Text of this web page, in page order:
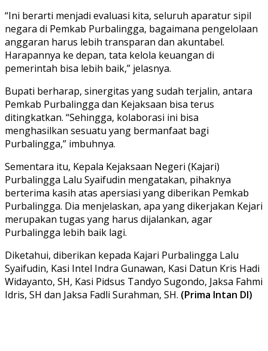
“Ini berarti menjadi evaluasi kita, seluruh aparatur sipil
negara di Pemkab Purbalingga, bagaimana pengelolaan
anggaran harus lebih transparan dan akuntabel.
Harapannya ke depan, tata kelola keuangan di
pemerintah bisa lebih baik,” jelasnya.
Bupati berharap, sinergitas yang sudah terjalin, antara
Pemkab Purbalingga dan Kejaksaan bisa terus
ditingkatkan. “Sehingga, kolaborasi ini bisa
menghasilkan sesuatu yang bermanfaat bagi
Purbalingga,” imbuhnya.
Sementara itu, Kepala Kejaksaan Negeri (Kajari)
Purbalingga Lalu Syaifudin mengatakan, pihaknya
berterima kasih atas apersiasi yang diberikan Pemkab
Purbalingga. Dia menjelaskan, apa yang dikerjakan Kejari
merupakan tugas yang harus dijalankan, agar
Purbalingga lebih baik lagi.
Diketahui, diberikan kepada Kajari Purbalingga Lalu
Syaifudin, Kasi Intel Indra Gunawan, Kasi Datun Kris Hadi
Widayanto, SH, Kasi Pidsus Tandyo Sugondo, Jaksa Fahmi
Idris, SH dan Jaksa Fadli Surahman, SH. (Prima Intan DI)